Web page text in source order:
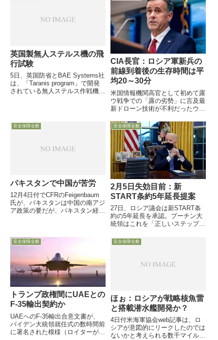
英国製無人ステルス機の飛
行試験
5日、英国防省とBAE Systems社
は、「Taranis program」で開発
されている無人ステルス作戦機
CIA長官：ロシア軍新兵の
前線到着後の生存時間は平
均20～30分
米国情報機関高官として初めて露
ウ戦争での「露の劣勢」に言及最
新ドローン技術が不利だったウの
は１日に約1000名の兵士を失う
露とウ兵士の死傷者比率は2026
年で「8対1」など7月16日付
Defense-News記...
安全保障全般
パキスタンで中国が苦労
12月4日付でCFRのFeigenbaum
氏が、パキスタンは中国の南アジ
ア政策の要だが、パキスタン経済
安全保障全般
2月5日失効目前：新
START条約5年延長提案
27日、ロシア議会は新START条
約の5年延長を承認。プーチン大
統領はこれを「正しいステップ
明。ロシア政府は、数日後に延長
手続きが完了すると。トランプ政
外の核開発も含めて1年間凍
安全保障全般
トランプ政権間にUAEとの
F-35輸出契約か
UAEへのF-35輸出合意文書が、
バイデン大統領就任式の数時間前
に署名された模様（ロイターが関
安全保障全般
ほぉ：ロシアが戦略核魚雷
と搭載潜水艦開発か？
4日付米海軍協会web記事は、ロ
シアが意図的にリークしたのでは
ないかと考えられる数千マイルの